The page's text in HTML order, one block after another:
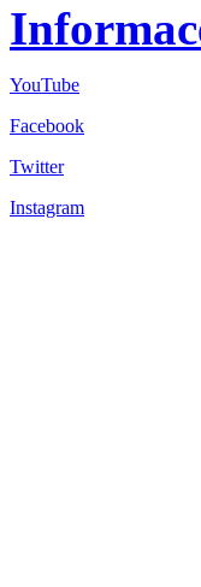
YouTube
Facebook
Twitter
Instagram